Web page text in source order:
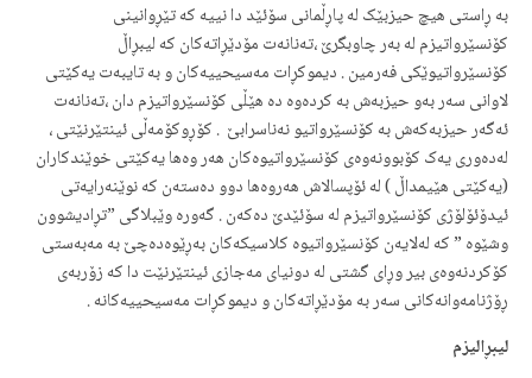
به‌ ڕاستی هیچ حیزبێک له‌ پاڕڵمانی سۆئێد دا نییه‌ که‌ تێڕوانینی
کۆنسێرواتیزم له‌ به‌ر چاوبگرێ ،ته‌نانه‌ت مۆدێڕاته‌کان که‌ لیبڕاڵ
کۆنسێرواتیوێکی فه‌رمین . دیموکڕات مه‌سیحییه‌کان و به‌ تایبه‌ت یه‌کێتی
لاوانی سه‌ر به‌و حیزبه‌ش به‌ کرده‌وه‌ ده‌ هێڵی کۆنسێرواتیزم دان ،ته‌نانه‌ت
ئه‌گه‌ر حیزبه‌که‌ش به‌ کۆنسێرواتیو نه‌ناسرابێ . کۆڕوکۆمه‌ڵی ئینتێرنێتی ،
له‌ده‌وری یه‌ک کۆبوونه‌وه‌ی کۆنسێرواتیوه‌کان هه‌ر وه‌ها یه‌کێتی خوێندکاران
(یه‌کێتی هێیمداڵ ) له‌ ئۆپسالاش هه‌روه‌ها دوو ده‌سته‌ن که‌ نوێنه‌رایه‌تی
ئیدۆئۆلۆژی کۆنسێرواتیزم له‌ سۆئێدێ ده‌که‌ن . گه‌وره‌ وێبلاگی ”تڕادیشوون
وشێوه‌ ” که‌ له‌لایه‌ن کۆنسێرواتیوه‌ کلاسیکه‌کان به‌ڕێوه‌ده‌چێ به‌ مه‌به‌ستی
کۆکردنه‌وه‌ی بیر وڕای گشتی له‌ دونیای مه‌جازی ئینتێرنێت دا که‌ زۆربه‌ی
ڕۆژنامه‌وانه‌کانی سه‌ر به‌ مۆدێڕاته‌کان و دیموکڕات مه‌سیحییه‌کانه‌ .
لیبڕالیزم